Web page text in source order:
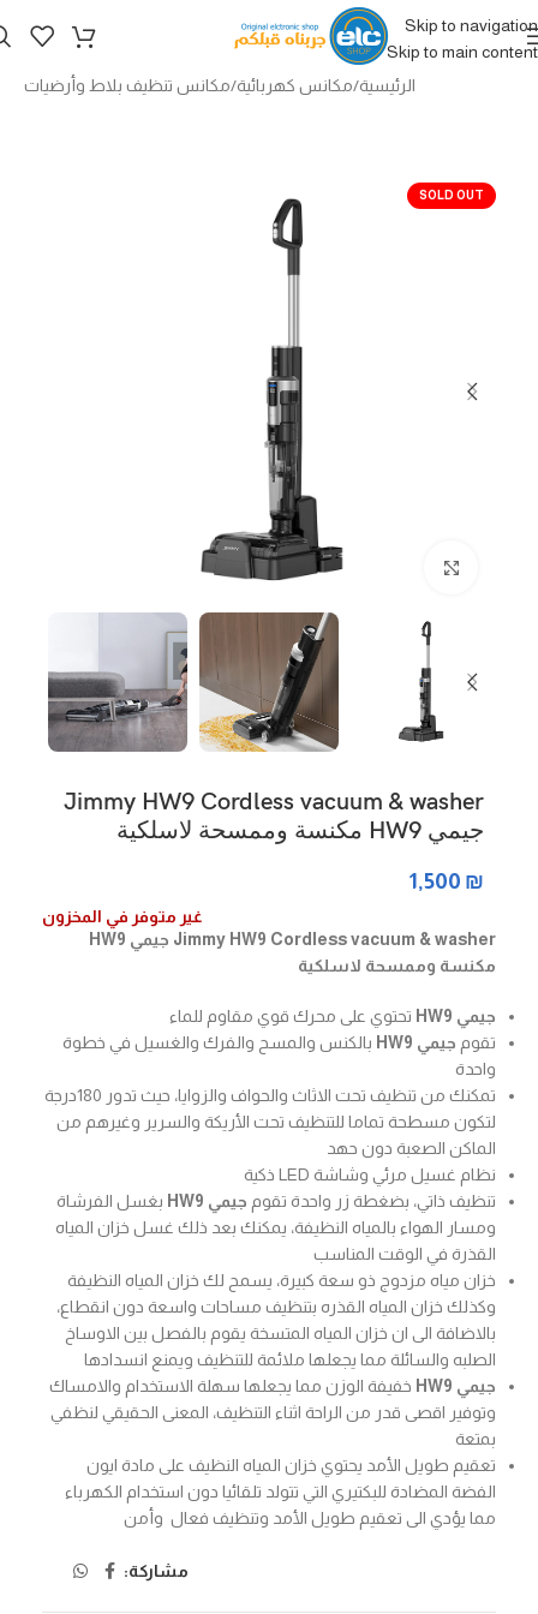
Skip to navigation
Skip to main content
الرئيسية/مكانس كهربائية/مكانس تنظيف بلاط وأرضيات
SOLD OUT
Click to enlarge
Jimmy HW9 Cordless vacuum & washer
جيمي HW9 مكنسة وممسحة لاسلكية
1,500 ₪
غير متوفر في المخزون
Jimmy HW9 Cordless vacuum & washer جيمي HW9
مكنسة وممسحة لاسلكية
جيمي HW9
تحتوي على محرك قوي مقاوم للماء
تقوم جيمي HW9
بالكنس والمسح والفرك والغسيل في خطوة
واحدة
تمكنك من تنظيف تحت الاثاث والحواف والزوايا، حيث تدور 180درجة
لتكون مسطحة تماما للتنظيف تحت الأريكة والسرير وغيرهم من
الماكن الصعبة دون حهد
نظام غسيل مرئي وشاشة LED ذكية
تنظيف ذاتي، بضغطة زر واحدة تقوم جيمي HW9
بغسل الفرشاة
ومسار الهواء بالمياه النظيفة، يمكنك بعد ذلك غسل خزان المياه
القذرة في الوقت المناسب
خزان مياه مزدوج ذو سعة كبيرة، يسمح لك خزان المياه النظيفة
وكذلك خزان المياه القذره بتنظيف مساحات واسعة دون انقطاع،
بالاضافة الى ان خزان المياه المتسخة يقوم بالفصل بين الاوساخ
الصلبه والسائلة مما يجعلها ملائمة للتنظيف ويمنع انسدادها
جيمي HW9
خفيفة الوزن مما يجعلها سهلة الاستخدام والامساك
وتوفير اقصى قدر من الراحة اثناء التنظيف، المعنى الحقيقي لنظفي
بمتعة
تعقيم طويل الأمد يحتوي خزان المياه النظيف على مادة ايون
الفضة المضادة للبكتيري التي تتولد تلقائيا دون استخدام الكهرباء
مما يؤدي الى تعقيم طويل الأمد وتنظيف فعال وأمن
مشاركة: